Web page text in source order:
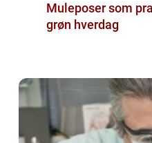
Muleposer som
grøn hverdag